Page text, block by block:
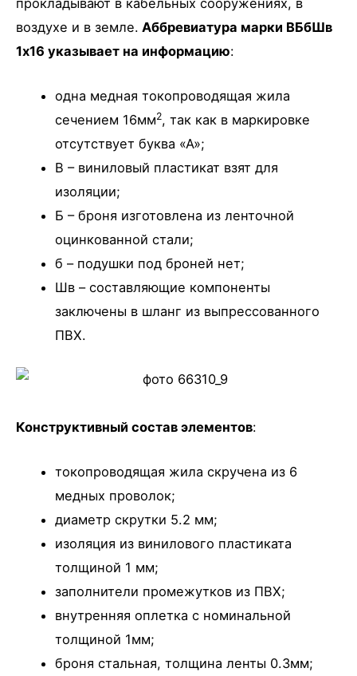
воздухе и в земле. Аббревиатура марки ВБбШв
1х16 указывает на информацию:
одна медная токопроводящая жила
сечением 16мм2, так как в маркировке
отсутствует буква «А»;
В – виниловый пластикат взят для
изоляции;
Б – броня изготовлена из ленточной
оцинкованной стали;
б – подушки под броней нет;
Шв – составляющие компоненты
заключены в шланг из выпрессованного
ПВХ.
Конструктивный состав элементов:
токопроводящая жила скручена из 6
медных проволок;
диаметр скрутки 5.2 мм;
изоляция из винилового пластиката
толщиной 1 мм;
заполнители промежутков из ПВХ;
внутренняя оплетка с номинальной
толщиной 1мм;
броня стальная, толщина ленты 0.3мм;